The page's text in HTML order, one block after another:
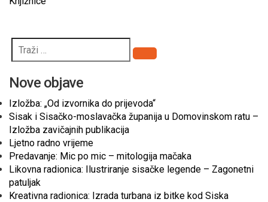
Pretraži
Nove objave
Izložba: „Od izvornika do prijevoda“
Sisak i Sisačko-moslavačka županija u Domovinskom ratu –
Izložba zavičajnih publikacija
Ljetno radno vrijeme
Predavanje: Mic po mic – mitologija mačaka
Likovna radionica: Ilustriranje sisačke legende – Zagonetni
patuljak
Kreativna radionica: Izrada turbana iz bitke kod Siska